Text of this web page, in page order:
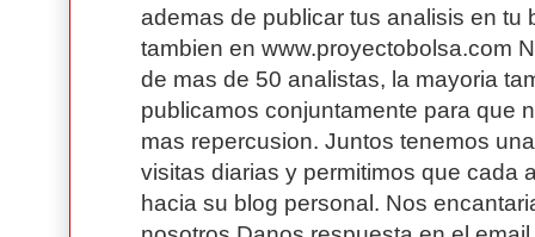
ademas de publicar tus analisis en tu
tambien en www.proyectobolsa.com
de mas de 50 analistas, la mayoria
publicamos conjuntamente para que
mas repercusion. Juntos tenemos
visitas diarias y permitimos que cada
hacia su blog personal. Nos